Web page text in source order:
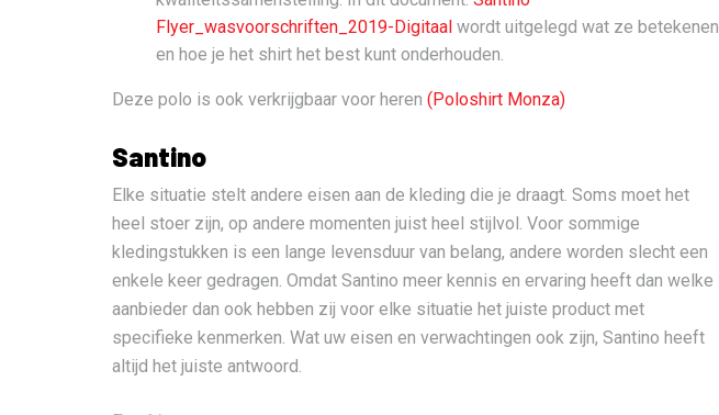
Flyer_wasvoorschriften_2019-Digitaal wordt uitgelegd wat ze betekenen
en hoe je het shirt het best kunt onderhouden.
Deze polo is ook verkrijgbaar voor heren (Poloshirt Monza)
Santino
Elke situatie stelt andere eisen aan de kleding die je draagt. Soms moet het
heel stoer zijn, op andere momenten juist heel stijlvol. Voor sommige
kledingstukken is een lange levensduur van belang, andere worden slecht een
enkele keer gedragen. Omdat Santino meer kennis en ervaring heeft dan welke
aanbieder dan ook hebben zij voor elke situatie het juiste product met
specifieke kenmerken. Wat uw eisen en verwachtingen ook zijn, Santino heeft
altijd het juiste antwoord.